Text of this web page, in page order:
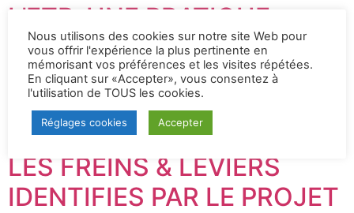
L’ETP, UNE PRATIQUE
COOPERATIVE ET
PRODUCTRICE D’UN
SAVOIR PARTAGE ENTRE
LES ACTEURS PARTIE III –
LES FREINS & LEVIERS
IDENTIFIES PAR LE PROJET
Nous utilisons des cookies sur notre site Web pour
vous offrir l'expérience la plus pertinente en
mémorisant vos préférences et les visites répétées.
En cliquant sur «Accepter», vous consentez à
l'utilisation de TOUS les cookies.
Réglages cookies Accepter